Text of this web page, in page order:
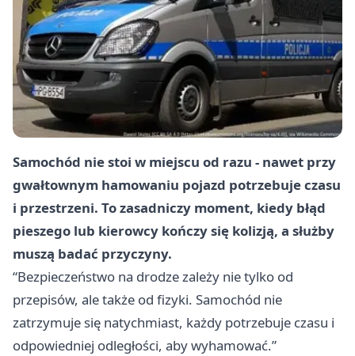
Samochód nie stoi w miejscu od razu - nawet przy
gwałtownym hamowaniu pojazd potrzebuje czasu
i przestrzeni. To zasadniczy moment, kiedy błąd
pieszego lub kierowcy kończy się kolizją, a służby
muszą badać przyczyny.
“Bezpieczeństwo na drodze zależy nie tylko od
przepisów, ale także od fizyki. Samochód nie
zatrzymuje się natychmiast, każdy potrzebuje czasu i
odpowiedniej odległości, aby wyhamować.”